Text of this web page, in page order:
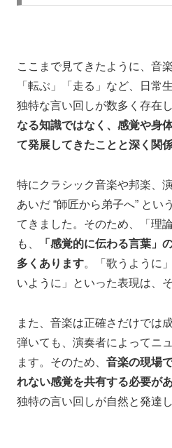
ここまで見てきたように、音
「転ぶ」「走る」など、日常
独特な言い回しが数多く存在
なる知識ではなく、感覚や身
て発展してきたことと深く関
特にクラシック音楽や邦楽、
あいだ “師匠から弟子へ” とい
てきました。そのため、「理
も、
「感覚的に伝わる言葉」
多くあります。「歌うように
いように」といった表現は、
また、音楽は正確さだけでは
弾いても、演奏者によってニ
ます。そのため、 音楽の現場
れない感覚を共有する必要が
独特の言い回しが自然と発達